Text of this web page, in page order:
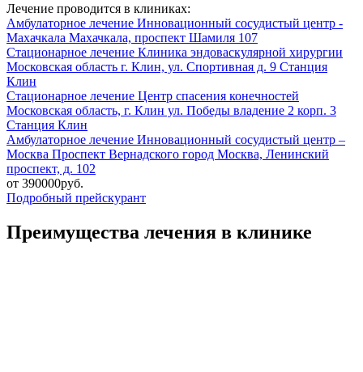
Лечение проводится в клиниках:
Амбулаторное лечение Инновационный сосудистый центр -
Махачкала Махачкала, проспект Шамиля 107
Стационарное лечение Клиника эндоваскулярной хирургии
Московская область г. Клин, ул. Спортивная д. 9 Станция
Клин
Стационарное лечение Центр спасения конечностей
Московская область, г. Клин ул. Победы владение 2 корп. 3
Станция Клин
Амбулаторное лечение Инновационный сосудистый центр –
Москва Проспект Вернадского город Москва, Ленинский
проспект, д. 102
от 390000руб.
Подробный прейскурант
Преимущества лечения в клинике